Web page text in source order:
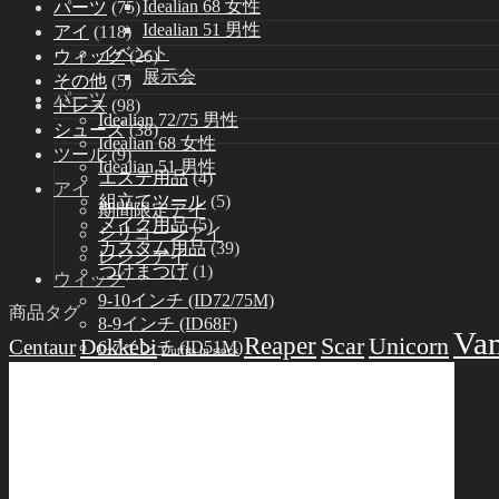
Idealian 68 女性
Idealian 51 男性
イベント
展示会
パーツ
Idealian 72/75 男性
Idealian 68 女性
Idealian 51 男性
アイ
期間限定アイ
シリコーンアイ
レジンアイ
ウィッグ
9-10インチ (ID72/75M)
8-9インチ (ID68F)
6-7インチ (ID51M)
パーツ (75)
アイ (118)
ウィッグ (26)
その他 (5)
ドレス (98)
シューズ (38)
ツール (9)
エステ用品 (4)
組立てツール (5)
メイク用品 (5)
カスタム用品 (39)
つけまつげ (1)
商品タグ
CentaurDokkebi Outfits in stock Reaper ScarUnicorn